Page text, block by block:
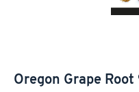
Oregon Grape